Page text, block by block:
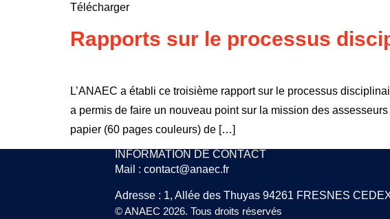
Télécharger
Rapports sur le processus
L’ANAEC a établi ce troisième rapport sur le processus
a permis de faire un nouveau point sur la mission des
papier (60 pages couleurs) de […]
INFORMATION DE CONTACT
Mail : contact@anaec.fr
Adresse : 1, Allée des Thuyas 94261 FRESNES
© ANAEC 2026. Tous droits réservés